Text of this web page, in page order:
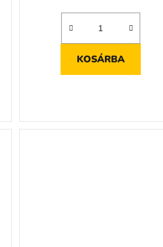
KOSÁRBA